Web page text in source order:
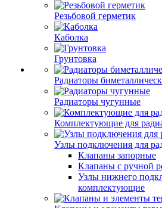
Резьбовой герметик
Каболка
Грунтовка
Радиаторы
Радиаторы чугунные
Комплектующие для
Узлы подключения для
Клапаны запорные
Клапаны с ручной
Узлы нижнего
комплектующие